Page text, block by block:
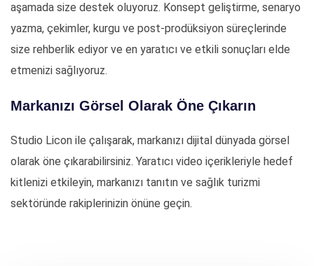
aşamada size destek oluyoruz. Konsept geliştirme, senaryo
yazma, çekimler, kurgu ve post-prodüksiyon süreçlerinde
size rehberlik ediyor ve en yaratıcı ve etkili sonuçları elde
etmenizi sağlıyoruz.
Markanızı Görsel Olarak Öne Çıkarın
Studio Licon ile çalışarak, markanızı dijital dünyada görsel
olarak öne çıkarabilirsiniz. Yaratıcı video içerikleriyle hedef
kitlenizi etkileyin, markanızı tanıtın ve sağlık turizmi
sektöründe rakiplerinizin önüne geçin.